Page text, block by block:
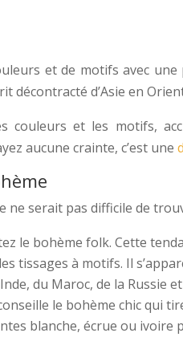
et de motifs avec
d’Asie en
et les motifs,
aucune crainte, c’est une
ne serait pas difficile de
le bohème folk. Cette
tissages à motifs. Il
du Maroc, de la Russie et
le bohème chic qui
blanche, écrue ou ivoire